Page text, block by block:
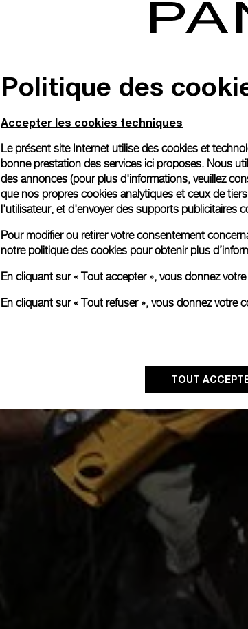
Politique des
Accepter les cookies techniques
Le présent site Internet utilise des cookies et
bonne prestation des services ici proposes. Nous
des annonces (pour plus d'informations, veuillez
que nos propres cookies analytiques et ceux de
l'utilisateur, et d'envoyer des supports publicitaires
Pour modifier ou retirer votre consentement
notre politique des cookies pour obtenir plus
En cliquant sur « Tout accepter », vous donnez
En cliquant sur « Tout refuser », vous donnez votre
TOUT